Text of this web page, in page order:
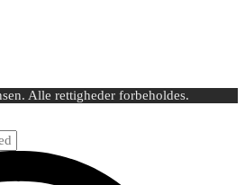
Alle rettigheder forbeholdes.